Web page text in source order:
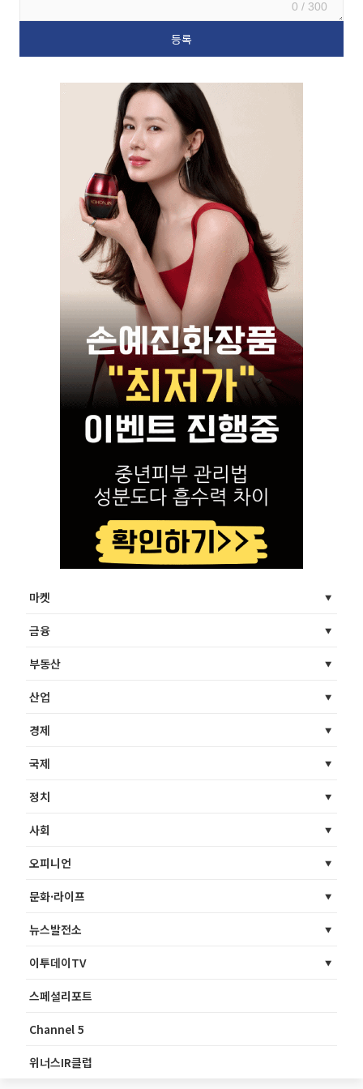
0 / 300
마켓
금융
부동산
산업
경제
국제
정치
사회
오피니언
문화·라이프
뉴스발전소
이투데이TV
스페셜리포트
Channel 5
위너스IR클럽